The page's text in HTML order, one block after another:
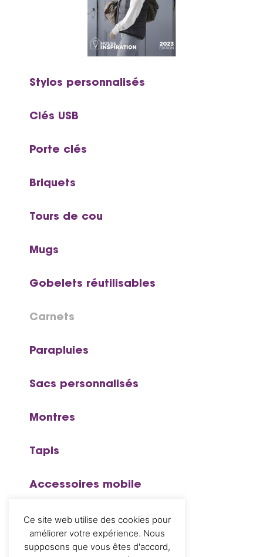
Stylos personnalisés
Clés USB
Porte clés
Briquets
Tours de cou
Mugs
Gobelets réutilisables
Carnets
Parapluies
Sacs personnalisés
Montres
Tapis
Accessoires mobile
Coupes et trophées
Ce site web utilise des cookies pour
améliorer votre expérience. Nous
supposons que vous êtes d'accord,